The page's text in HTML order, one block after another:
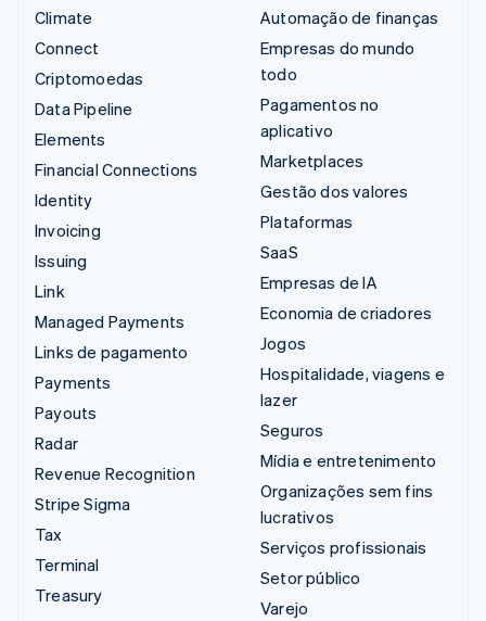
Climate
Connect
Criptomoedas
Data Pipeline
Elements
Financial Connections
Identity
Invoicing
Issuing
Link
Managed Payments
Links de pagamento
Payments
Payouts
Radar
Revenue Recognition
Stripe Sigma
Tax
Terminal
Treasury
Automação de finanças
Empresas do mundo
todo
Pagamentos no
aplicativo
Marketplaces
Gestão dos valores
Plataformas
SaaS
Empresas de IA
Economia de criadores
Jogos
Hospitalidade, viagens e
lazer
Seguros
Mídia e entretenimento
Organizações sem fins
lucrativos
Serviços profissionais
Setor público
Varejo